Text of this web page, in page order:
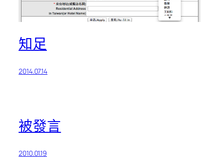
知足
2014.07.14
被發言
2010.01.19